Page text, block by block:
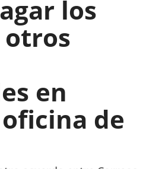
los
en
de